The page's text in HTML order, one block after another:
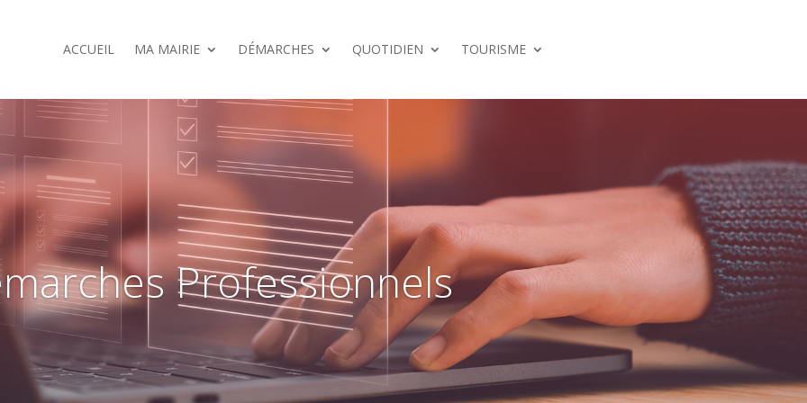
ACCUEIL MA MAIRIE DÉMARCHES QUOTIDIEN TOURISME
Professionnels